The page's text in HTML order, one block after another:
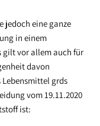
jedoch eine ganze
in einem
gilt vor allem auch für
davon
Lebensmittel grds
vom 19.11.2020
ist: